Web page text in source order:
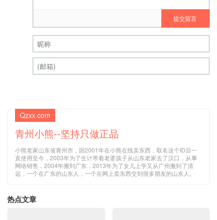
提交留言
昵称 (必填)
(邮箱) (必填)
Qzxx.com
青州小熊--坚持只做正品
小熊老家山东省青州市，因2001年在小熊在线卖东西，取名这个ID后一
直使用至今，2003年为了生计带着老婆孩子从山东老家去了汉口，从事
网络销售，2004年搬到广东，2013年为了女儿上学又从广州搬到了清
远，一个在广东的山东人，一个在网上卖东西交到很多朋友的山东人。